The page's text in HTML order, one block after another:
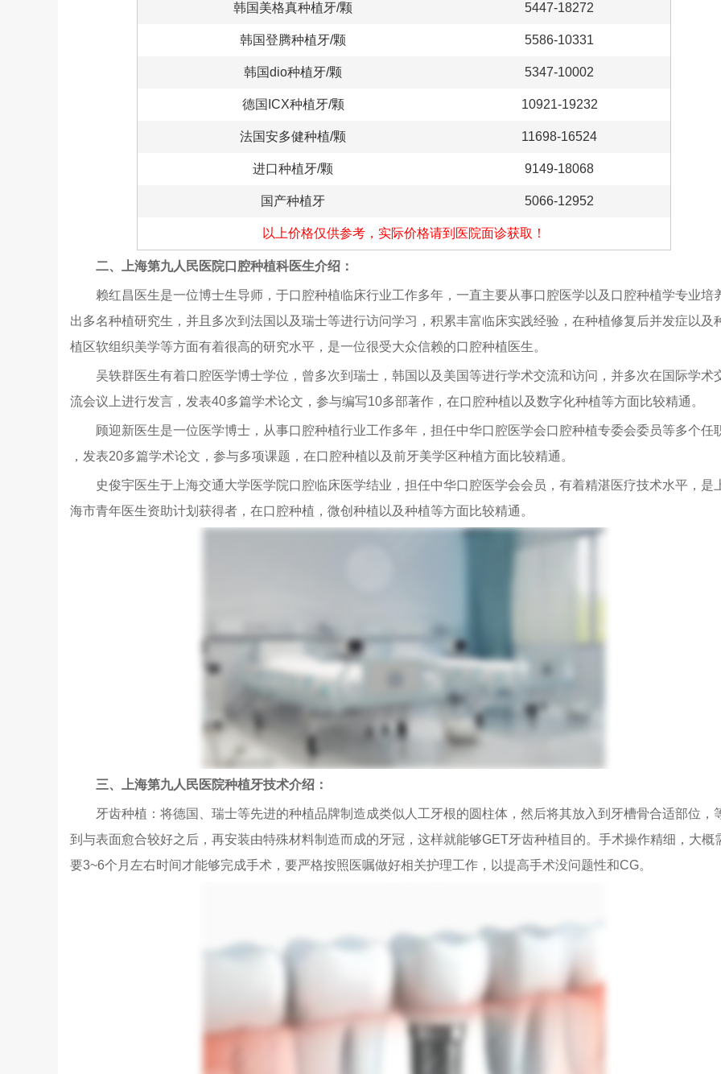
韩国美格真种植牙/颗 5447-18272
韩国登腾种植牙/颗 5586-10331
韩国dio种植牙/颗 5347-10002
德国ICX种植牙/颗 10921-19232
法国安多健种植/颗 11698-16524
进口种植牙/颗 9149-18068
国产种植牙 5066-12952
以上价格仅供参考，实际价格请到医院面诊获取！
二、上海第九人民医院口腔种植科医生介绍：
赖红昌医生是一位博士生导师，于口腔种植临床行业工作多年，一直主要从事口腔医学以及口腔种植学专业培
出多名种植研究生，并且多次到法国以及瑞士等进行访问学习，积累丰富临床实践经验，在种植修复后并发症以及
植区软组织美学等方面有着很高的研究水平，是一位很受大众信赖的口腔种植医生。
吴轶群医生有着口腔医学博士学位，曾多次到瑞士，韩国以及美国等进行学术交流和访问，并多次在国际学术
流会议上进行发言，发表40多篇学术论文，参与编写10多部著作，在口腔种植以及数字化种植等方面比较精通。
顾迎新医生是一位医学博士，从事口腔种植行业工作多年，担任中华口腔医学会口腔种植专委会委员等多个任
，发表20多篇学术论文，参与多项课题，在口腔种植以及前牙美学区种植方面比较精通。
史俊宇医生于上海交通大学医学院口腔临床医学结业，担任中华口腔医学会会员，有着精湛医疗技术水平，是
海市青年医生资助计划获得者，在口腔种植，微创种植以及种植等方面比较精通。
三、上海第九人民医院种植牙技术介绍：
牙齿种植：将德国、瑞士等先进的种植品牌制造成类似人工牙根的圆柱体，然后将其放入到牙槽骨合适部位，
到与表面愈合较好之后，再安装由特殊材料制造而成的牙冠，这样就能够GET牙齿种植目的。手术操作精细，大概
要3~6个月左右时间才能够完成手术，要严格按照医嘱做好相关护理工作，以提高手术没问题性和CG。